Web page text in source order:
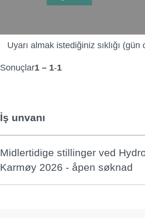
Uyarı almak istediğiniz sıklığı
Sonuçlar1 – 1-1
İş unvanı
Midlertidige stillinger ved
Karmøy 2026 - åpen søknad